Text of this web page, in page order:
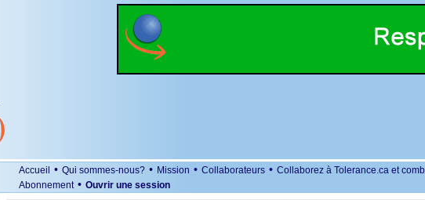
Accueil • Qui sommes-nous? • Mission • Collaborateurs • Collaborez à Tolerance.ca et
Abonnement • Ouvrir une session